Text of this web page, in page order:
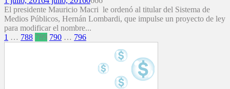
El presidente Mauricio Macri le ordenó al titular del Sistema de
Medios Públicos, Hernán Lombardi, que impulse un proyecto de ley
para modificar el nombre...
Paginación
1 … 788 789 790 … 796